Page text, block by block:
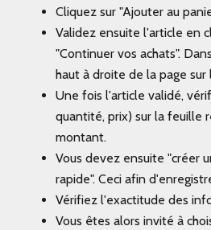
Cliquez sur "Ajouter au
Validez ensuite l'article en
"Continuer vos achats".
haut à droite de la page
Une fois l'article validé,
quantité, prix) sur la feuille
montant.
Vous devez ensuite "créer
rapide". Ceci afin
Vérifiez l'exactitude des
Vous êtes alors invité à